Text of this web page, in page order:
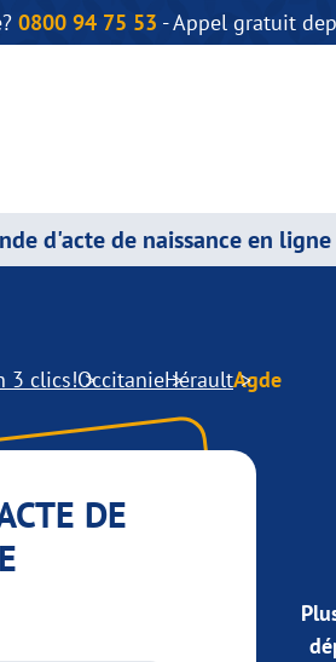
0800 94 75 53 - Appel gratuit
d'acte de naissance en ligne
3 clics!OccitanieHéraultAgde
DE